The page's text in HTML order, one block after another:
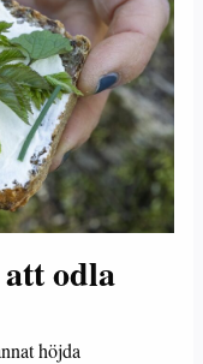
odla
höjda